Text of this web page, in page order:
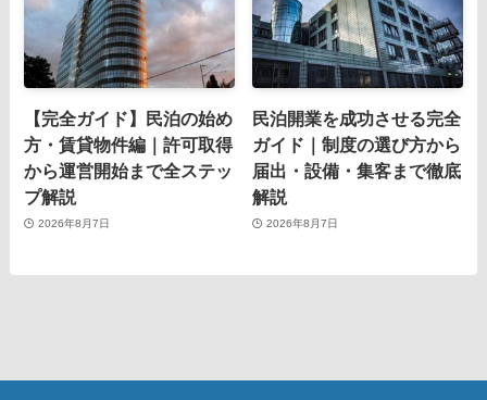
【完全ガイド】民泊の始め
方・賃貸物件編｜許可取得
から運営開始まで全ステッ
プ解説
2026年8月7日
民泊開業を成功させる完全
ガイド｜制度の選び方から
届出・設備・集客まで徹底
解説
2026年8月7日